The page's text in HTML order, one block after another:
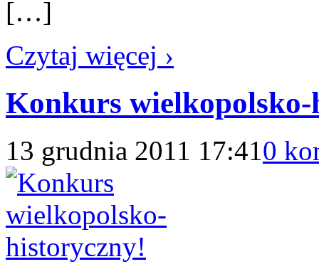
[…]
Czytaj więcej ›
Konkurs
13 grudnia 2011 17:410